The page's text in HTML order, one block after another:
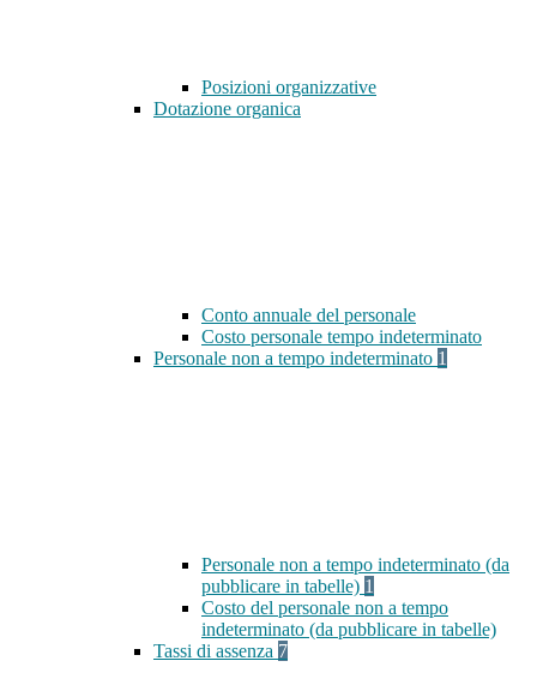
Posizioni organizzative
Dotazione organica
Conto annuale del personale
Costo personale tempo indeterminato
Personale non a tempo indeterminato 1
Personale non a tempo indeterminato (da
pubblicare in tabelle) 1
Costo del personale non a tempo
indeterminato (da pubblicare in tabelle)
Tassi di assenza 7